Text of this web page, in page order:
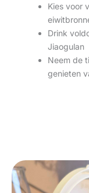
Kies voor
Drink
Jiaogulan
Neem de
genieten